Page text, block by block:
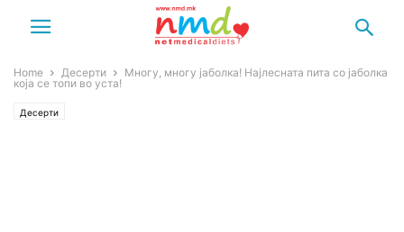
Home Десерти
Многу, многу јаболка! Најлесната пита со јаболка
која се топи во уста!
Десерти